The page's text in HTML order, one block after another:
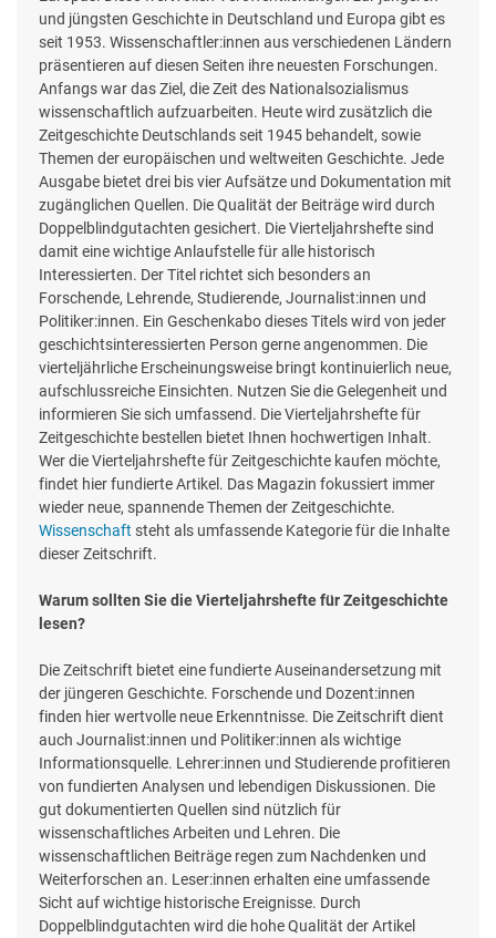
und jüngsten Geschichte in Deutschland und Europa gibt es
seit 1953. Wissenschaftler:innen aus verschiedenen Ländern
präsentieren auf diesen Seiten ihre neuesten Forschungen.
Anfangs war das Ziel, die Zeit des Nationalsozialismus
wissenschaftlich aufzuarbeiten. Heute wird zusätzlich die
Zeitgeschichte Deutschlands seit 1945 behandelt, sowie
Themen der europäischen und weltweiten Geschichte. Jede
Ausgabe bietet drei bis vier Aufsätze und Dokumentation mit
zugänglichen Quellen. Die Qualität der Beiträge wird durch
Doppelblindgutachten gesichert. Die Vierteljahrshefte sind
damit eine wichtige Anlaufstelle für alle historisch
Interessierten. Der Titel richtet sich besonders an
Forschende, Lehrende, Studierende, Journalist:innen und
Politiker:innen. Ein Geschenkabo dieses Titels wird von jeder
geschichtsinteressierten Person gerne angenommen. Die
vierteljährliche Erscheinungsweise bringt kontinuierlich neue,
aufschlussreiche Einsichten. Nutzen Sie die Gelegenheit und
informieren Sie sich umfassend. Die Vierteljahrshefte für
Zeitgeschichte bestellen bietet Ihnen hochwertigen Inhalt.
Wer die Vierteljahrshefte für Zeitgeschichte kaufen möchte,
findet hier fundierte Artikel. Das Magazin fokussiert immer
wieder neue, spannende Themen der Zeitgeschichte.
Wissenschaft steht als umfassende Kategorie für die Inhalte
dieser Zeitschrift.
Warum sollten Sie die Vierteljahrshefte für Zeitgeschichte
lesen?
Die Zeitschrift bietet eine fundierte Auseinandersetzung mit
der jüngeren Geschichte. Forschende und Dozent:innen
finden hier wertvolle neue Erkenntnisse. Die Zeitschrift dient
auch Journalist:innen und Politiker:innen als wichtige
Informationsquelle. Lehrer:innen und Studierende profitieren
von fundierten Analysen und lebendigen Diskussionen. Die
gut dokumentierten Quellen sind nützlich für
wissenschaftliches Arbeiten und Lehren. Die
wissenschaftlichen Beiträge regen zum Nachdenken und
Weiterforschen an. Leser:innen erhalten eine umfassende
Sicht auf wichtige historische Ereignisse. Durch
Doppelblindgutachten wird die hohe Qualität der Artikel